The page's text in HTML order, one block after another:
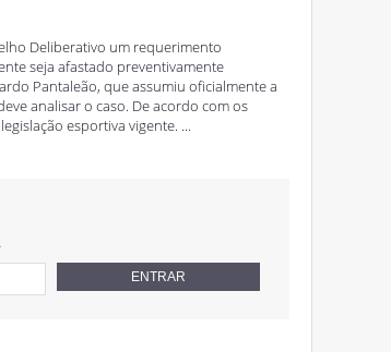
Deliberativo um requerimento
seja afastado preventivamente
Pantaleão, que assumiu oficialmente a
analisar o caso. De acordo com os
esportiva vigente. ...